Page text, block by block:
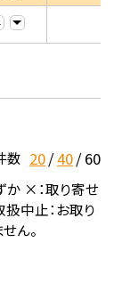
数 20 40 60
×：取り寄せ
中止：お取り
ん。